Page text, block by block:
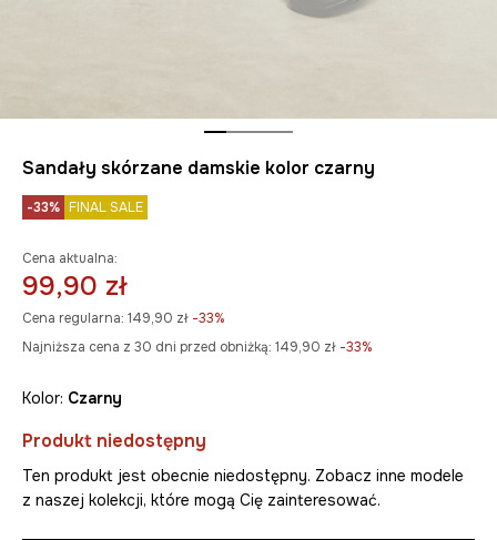
Sandały skórzane damskie kolor czarny
-33% FINAL SALE
Cena aktualna:
99,90 zł
Cena regularna: 149,90 zł -33%
Najniższa cena z 30 dni przed obniżką: 149,90 zł -33%
Kolor: czarny
Produkt niedostępny
Ten produkt jest obecnie niedostępny. Zobacz inne modele
z naszej kolekcji, które mogą Cię zainteresować.